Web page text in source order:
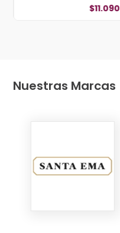
$11.090
Nuestras Marcas